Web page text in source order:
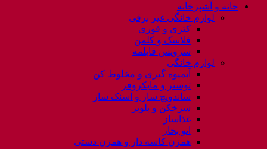
خانه و آشپزخانه
لوازم خانگی غیر برقی
کتری و قوری
فلاسک و کلمن
سرویس قابلمه
لوازم خانگی
آبمیوه گیری و مخلوط کن
توستر و مایکروفر
ساندویچ ساز و اسنک ساز
سرخکن و پلوپز
غذاساز
اتو بخار
همزن کاسه دار و همزن دستی